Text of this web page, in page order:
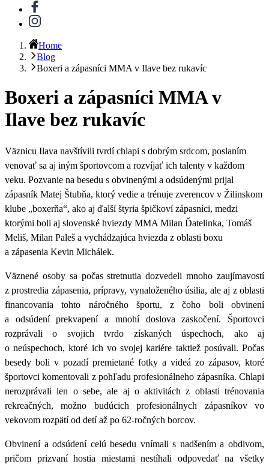
Home
Blog
Boxeri a zápasníci MMA v Ilave bez rukavíc
Boxeri a zápasníci MMA v
Ilave bez rukavíc
Väznicu Ilava navštívili tvrdí chlapi s dobrým srdcom, poslaním
venovať sa aj iným športovcom a rozvíjať ich talenty v každom
veku. Pozvanie na besedu s obvinenými a odsúdenými prijal
zápasník Matej Štubňa, ktorý vedie a trénuje zverencov v Žilinskom
klube „boxerňa“, ako aj ďalší štyria špičkoví zápasníci, medzi
ktorými boli aj slovenské hviezdy MMA Milan Ďatelinka, Tomáš
Meliš, Milan Paleš a vychádzajúca hviezda z oblasti boxu
a zápasenia Kevin Michálek.
Väznené osoby sa počas stretnutia dozvedeli mnoho zaujímavostí
z prostredia zápasenia, prípravy, vynaloženého úsilia, ale aj z oblasti
financovania tohto náročného športu, z čoho boli obvinení
a odsúdení prekvapení a mnohí doslova zaskočení. Športovci
rozprávali o svojich tvrdo získaných úspechoch, ako aj
o neúspechoch, ktoré ich vo svojej kariére taktiež posúvali. Počas
besedy boli v pozadí premietané fotky a videá zo zápasov, ktoré
športovci komentovali z pohľadu profesionálneho zápasníka. Chlapi
nerozprávali len o sebe, ale aj o aktivitách z oblasti trénovania
rekreačných, možno budúcich profesionálnych zápasníkov vo
vekovom rozpätí od detí až po 62-ročných borcov.
Obvinení a odsúdení celú besedu vnímali s nadšením a obdivom,
pričom prizvaní hostia miestami nestíhali odpovedať na všetky